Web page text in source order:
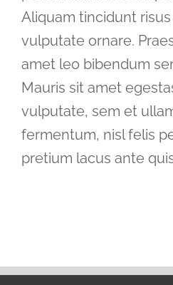
Aliquam tincidunt
vulputate ornare.
amet leo bibendum
Mauris sit amet
vulputate, sem et
fermentum, nisl felis
pretium lacus ante